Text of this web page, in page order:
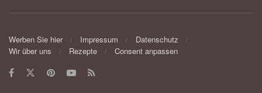
Werben Sie hier Impressum
Datenschutz
Wir über uns
Rezepte Consent anpassen